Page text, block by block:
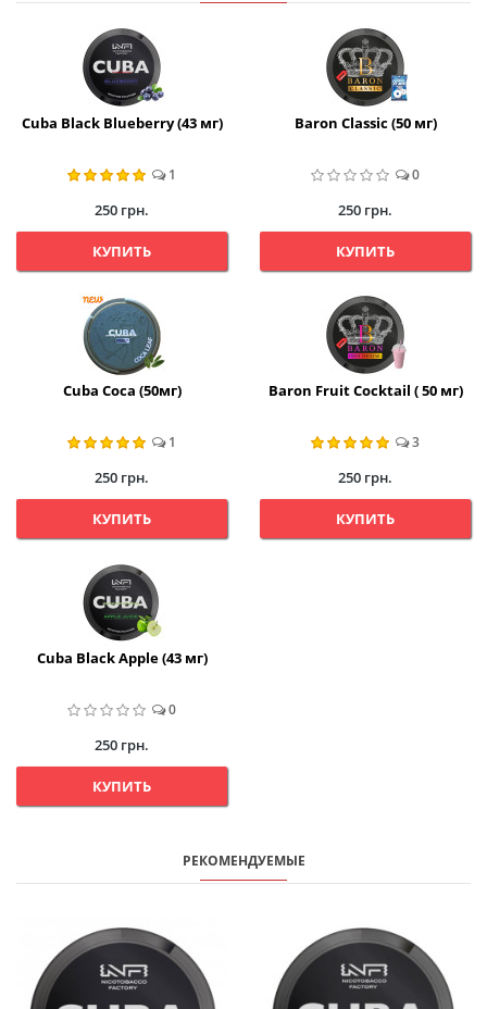
Cuba Black Blueberry (43 мг)
1
250 грн.
КУПИТЬ
Baron Classic (50 мг)
0
250 грн.
КУПИТЬ
Cuba Coca (50мг)
1
250 грн.
КУПИТЬ
Baron Fruit Cocktail ( 50 мг)
3
250 грн.
КУПИТЬ
Cuba Black Apple (43 мг)
0
250 грн.
КУПИТЬ
РЕКОМЕНДУЕМЫЕ